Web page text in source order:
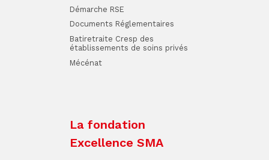
Démarche RSE
Documents Réglementaires
Batiretraite Cresp des
établissements de soins privés
Mécénat
La fondation
Excellence SMA